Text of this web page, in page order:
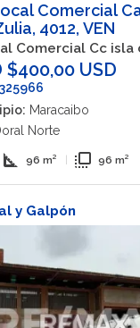
Comercial
4012, VEN
Comercial Cc isla
$400,00 USD
325966
Maracaibo
Norte
square_foot 96 m² flip_to_front 96 m²
y Galpón